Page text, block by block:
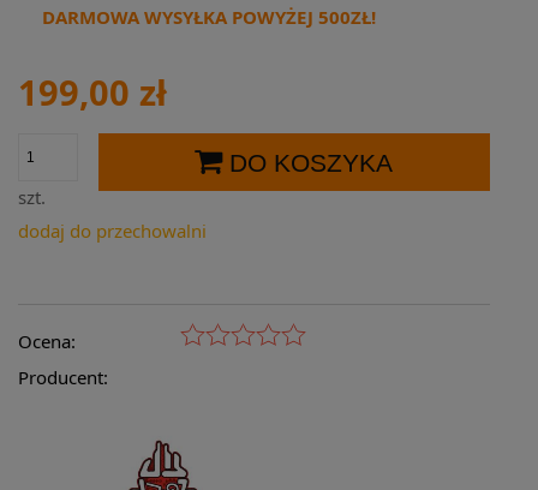
DARMOWA WYSYŁKA POWYŻEJ 500ZŁ!
199,00 zł
szt.
DO KOSZYKA
dodaj do przechowalni
Ocena:
Producent: